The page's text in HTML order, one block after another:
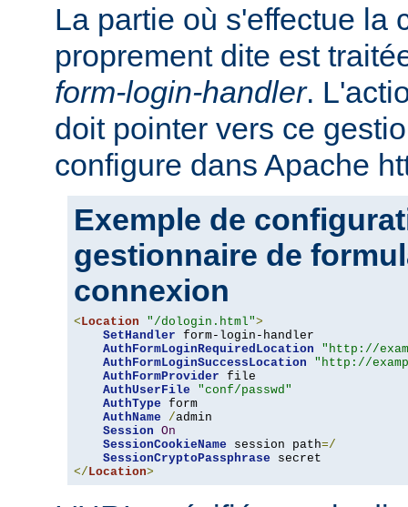
La partie où s'effectue la
proprement dite est
form-login-handler.
doit pointer vers ce
configure dans Apache
Exemple de
gestionnaire de
connexion
< Location "/dologin.html">
SetHandler form-login-handler
AuthFormLoginRequiredLocation
"http://
AuthFormLoginSuccessLocation
"http://
AuthFormProvider file
AuthUserFile
"conf/passwd"
AuthType form
AuthName
/admin
Session On
SessionCookieName session path=/
SessionCryptoPassphrase
</ Location>